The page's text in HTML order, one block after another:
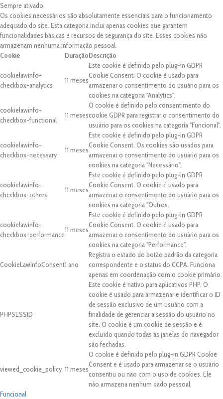
Sempre ativado
Os cookies necessários são absolutamente essenciais para o funcionamento
adequado do site. Esta categoria inclui apenas cookies que garantem
funcionalidades básicas e recursos de segurança do site. Esses cookies não
armazenam nenhuma informação pessoal.
Cookie
DuraçãoDescrição
cookielawinfo-
checkbox-analytics
11 meses
Este cookie é definido pelo plug-in GDPR
Cookie Consent. O cookie é usado para
armazenar o consentimento do usuário para os
cookies na categoria "Analytics".
cookielawinfo-
checkbox-functional
11 meses
O cookie é definido pelo consentimento do
cookie GDPR para registrar o consentimento do
usuário para os cookies na categoria "Funcional".
cookielawinfo-
checkbox-necessary
11 meses
Este cookie é definido pelo plug-in GDPR
Cookie Consent. Os cookies são usados para
armazenar o consentimento do usuário para os
cookies na categoria "Necessário".
cookielawinfo-
checkbox-others
11 meses
Este cookie é definido pelo plug-in GDPR
Cookie Consent. O cookie é usado para
armazenar o consentimento do usuário para os
cookies na categoria "Outros.
cookielawinfo-
checkbox-performance
11 meses
Este cookie é definido pelo plug-in GDPR
Cookie Consent. O cookie é usado para
armazenar o consentimento do usuário para os
cookies na categoria "Performance".
CookieLawInfoConsent1 ano
Registra o estado do botão padrão da categoria
correspondente e o status do CCPA. Funciona
apenas em coordenação com o cookie primário.
PHPSESSID
Este cookie é nativo para aplicativos PHP. O
cookie é usado para armazenar e identificar o ID
de sessão exclusivo de um usuário com a
finalidade de gerenciar a sessão do usuário no
site. O cookie é um cookie de sessão e é
excluído quando todas as janelas do navegador
são fechadas.
viewed_cookie_policy 11 meses
O cookie é definido pelo plug-in GDPR Cookie
Consent e é usado para armazenar se o usuário
consentiu ou não com o uso de cookies. Ele
não armazena nenhum dado pessoal.
Funcional